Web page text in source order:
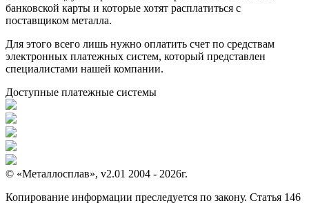
банковской карты и которые хотят расплатиться с
поставщиком металла.
Для этого всего лишь нужно оплатить счет по средствам
электронных платежных систем, который представлен
специалистами нашей компании.
Доступные платежные системы
© «Металлосплав», v2.01 2004 - 2026г.
Копирование информации преследуется по закону. Статья 146